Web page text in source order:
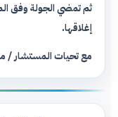
ثم تمضي الجولة وفق
إغلاقها.
مع تحيات المستشار /